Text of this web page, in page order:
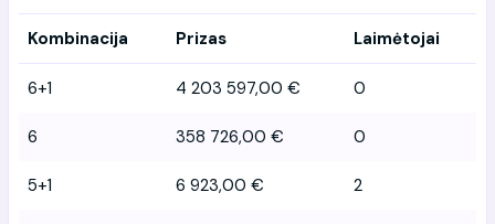
Kombinacija Prizas Laimėtojai
6+1 4 203 597,00 € 0
6 358 726,00 € 0
5+1 6 923,00 € 2